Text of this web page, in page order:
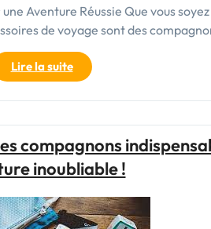
Aventure Réussie Que vous
de voyage sont des
Lire la suite"Les
Essentiels
:
Voyage
Indispensable
une
Aventure
compagnons
inoubliable !